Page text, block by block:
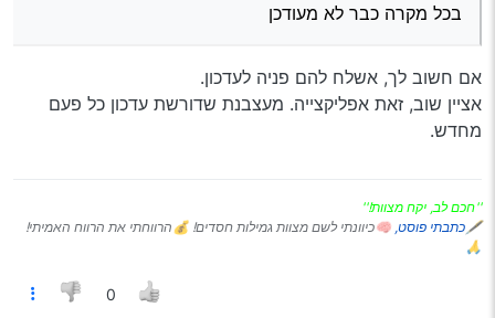
בכל מקרה כבר לא מעודכן
אם חשוב לך, אשלח להם פניה לעדכון.
אציין שוב, זאת אפליקצייה. מעצבנת שדורשת עדכון כל פעם
מחדש.
''חכם לב, יקח מצוות!''
🖋 כתבתי פוסט, 🧠כיוונתי לשם מצוות גמילות חסדים! 💰הרווחתי את הרווח האמיתי!
🙏
0